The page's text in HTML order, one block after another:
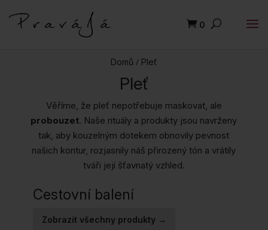
0
Domů / Pleť
Pleť
Věříme, že pleť nepotřebuje maskovat, ale
probouzet. Naše rituály a produkty jsou navrženy
tak, aby kouzelným dotekem obnovily pevnost
našich kontur, rozjasnily náš přirozený tón a vrátily
tváři její šťavnatý vzhled.
Cestovní balení
Zobrazit všechny produkty →